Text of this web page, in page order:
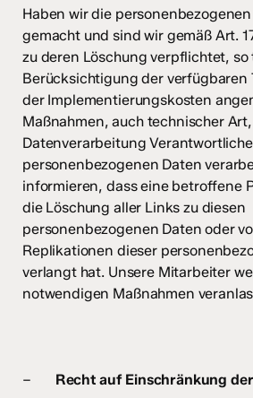
Haben wir die
gemacht und sind wir gemäß Art.
zu deren Löschung verpflichtet,
Berücksichtigung der verfügbaren
der Implementierungskosten
Maßnahmen, auch technischer
Datenverarbeitung
personenbezogenen Daten
informieren, dass eine betroffene
die Löschung aller Links zu diesen
personenbezogenen Daten oder
Replikationen dieser
verlangt hat. Unsere Mitarbeiter
notwendigen Maßnahmen
– Recht auf Einschränkung